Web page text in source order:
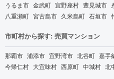
うるま市 金武町 宜野座村 豊見城市
八重瀬町 宮古島市 久米島町 石垣市
市町村から探す: 売買マンション
那覇市 浦添市 宜野湾市 北谷町 嘉手
今帰仁村 大宜味村 西原町 中城村 北